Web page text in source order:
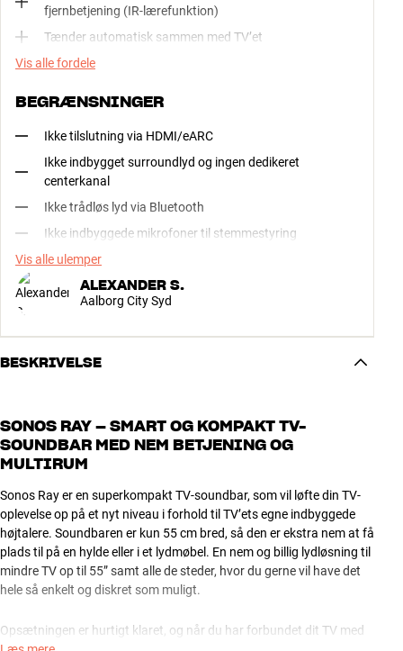
fjernbetjening (IR-lærefunktion)
Tænder automatisk sammen med TV’et
Vis alle fordele
BEGRÆNSNINGER
Ikke tilslutning via HDMI/eARC
Ikke indbygget surroundlyd og ingen dedikeret
centerkanal
Ikke trådløs lyd via Bluetooth
Ikke indbyggede mikrofoner til stemmestyring
Vis alle ulemper
ALEXANDER S.
Aalborg City Syd
BESKRIVELSE
SONOS RAY – SMART OG KOMPAKT TV-
SOUNDBAR MED NEM BETJENING OG
MULTIRUM
Sonos Ray er en superkompakt TV-soundbar, som vil løfte din TV-
oplevelse op på et nyt niveau i forhold til TV’ets egne indbyggede
højtalere. Soundbaren er kun 55 cm bred, så den er ekstra nem at få
plads til på en hylde eller i et lydmøbel. En nem og billig lydløsning til
mindre TV op til 55” samt alle de steder, hvor du gerne vil have det
hele så enkelt og diskret som muligt.
Opsætningen er hurtigt klaret, og når du har forbundet dit TV med